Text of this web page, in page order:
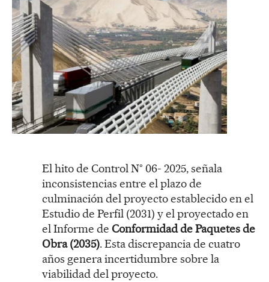
El hito de Control N° 06- 2025, señala
inconsistencias entre el plazo de
culminación del proyecto establecido en el
Estudio de Perfil (2031) y el proyectado en
el Informe de Conformidad de Paquetes de
Obra (2035). Esta discrepancia de cuatro
años genera incertidumbre sobre la
viabilidad del proyecto.